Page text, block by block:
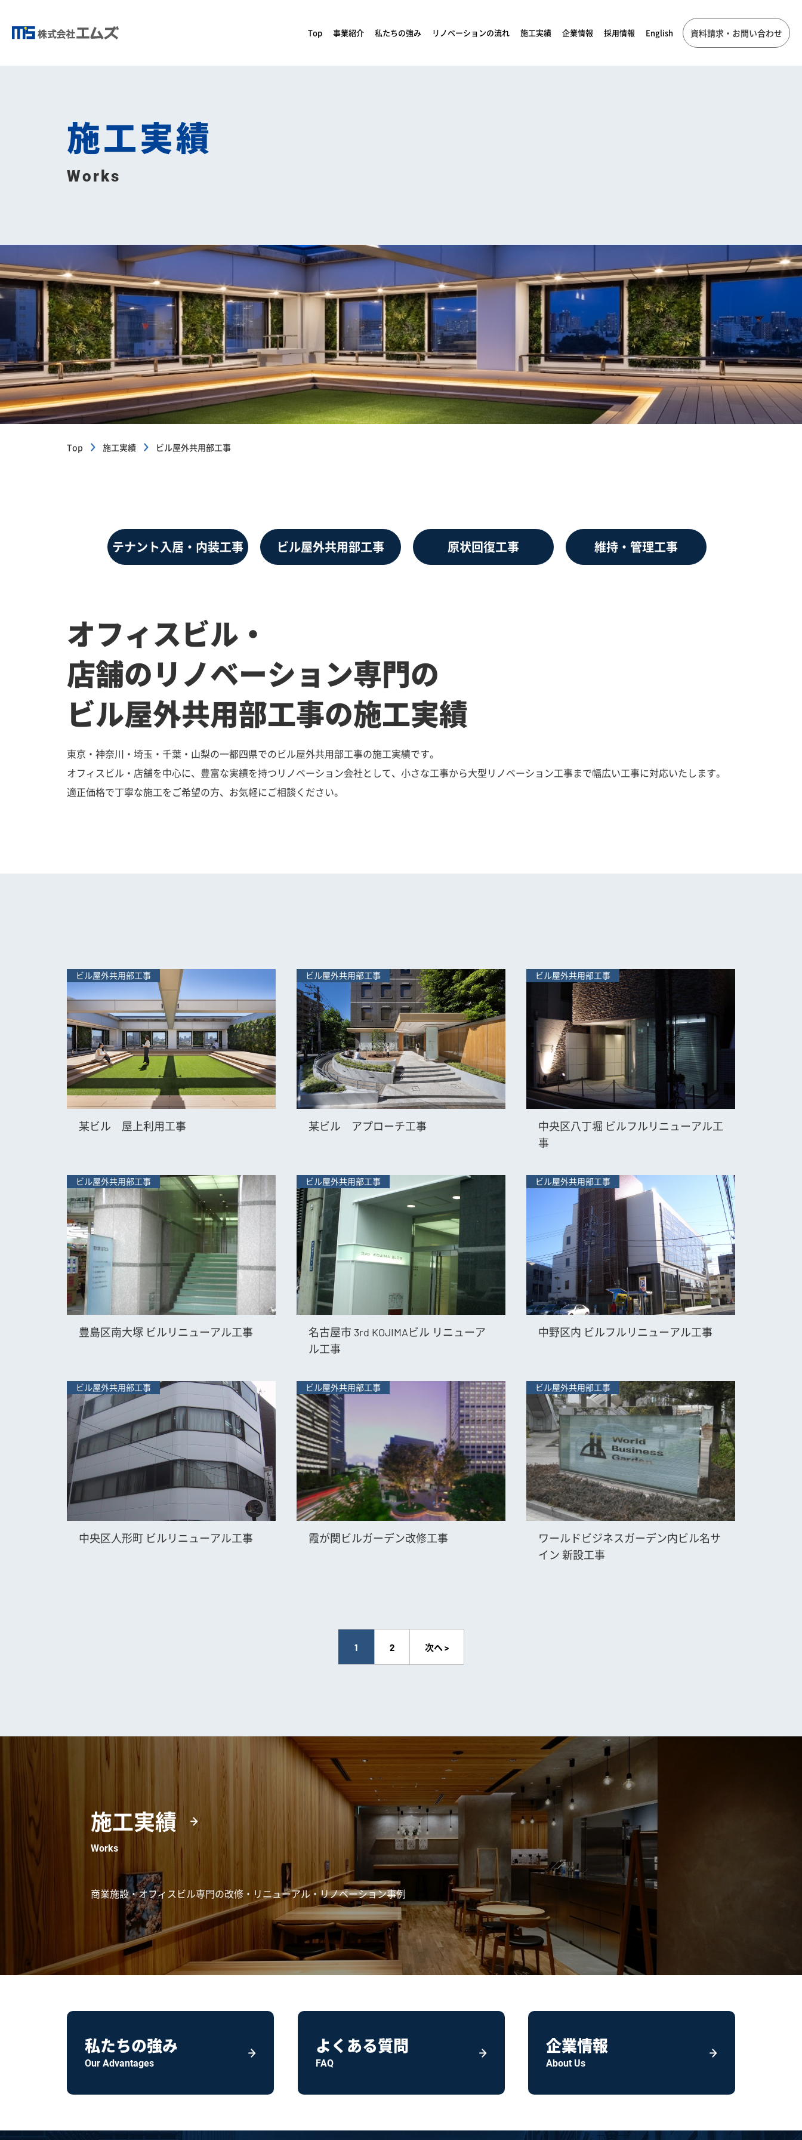
Top 事業紹介 私たちの強み リノベーションの流れ 施工実績 企業情報 採用情報 English 資料請求・お問い合わせ
施工実績
Works
Top 施工実績 ビル屋外共用部工事
テナント入居・内装工事 ビル屋外共用部工事 原状回復工事 維持・管理工事
オフィスビル・
店舗のリノベーション専門の
ビル屋外共用部工事の施工実績
東京・神奈川・埼玉・千葉・山梨の一都四県でのビル屋外共用部工事の施工実績です。
オフィスビル・店舗を中心に、豊富な実績を持つリノベーション会社として、小さな工事から大型リノベーション工事まで幅広い工事に対応いたします。
適正価格で丁寧な施工をご希望の方、お気軽にご相談ください。
ビル屋外共用部工事
某ビル 屋上利用工事
ビル屋外共用部工事
某ビル アプローチ工事
ビル屋外共用部工事
中央区八丁堀 ビルフルリニューアル工
事
ビル屋外共用部工事
豊島区南大塚 ビルリニューアル工事
ビル屋外共用部工事
名古屋市 3rd KOJIMAビル リニューア
ル工事
ビル屋外共用部工事
中野区内 ビルフルリニューアル工事
ビル屋外共用部工事
中央区人形町 ビルリニューアル工事
ビル屋外共用部工事
霞が関ビルガーデン改修工事
ビル屋外共用部工事
ワールドビジネスガーデン内ビル名サ
イン 新設工事
1 2 次へ >
施工実績
Works
商業施設・オフィスビル専門の改修・リニューアル・リノベーション事例
私たちの強み
Our Advantages
よくある質問
FAQ
企業情報
About Us